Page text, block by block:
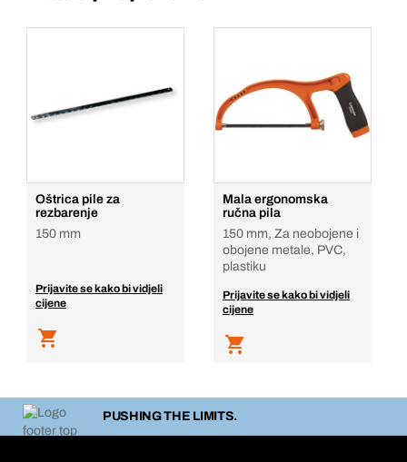
Oštrica pile za
rezbarenje
150 mm
Prijavite se kako bi vidjeli
cijene
Mala ergonomska
ručna pila
150 mm, Za neobojene i
obojene metale, PVC,
plastiku
Prijavite se kako bi vidjeli
cijene
PUSHING THE LIMITS.